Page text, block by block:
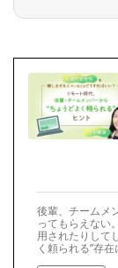
後輩、チームメ
ってもらえない
用されたりして
く頼られる”存